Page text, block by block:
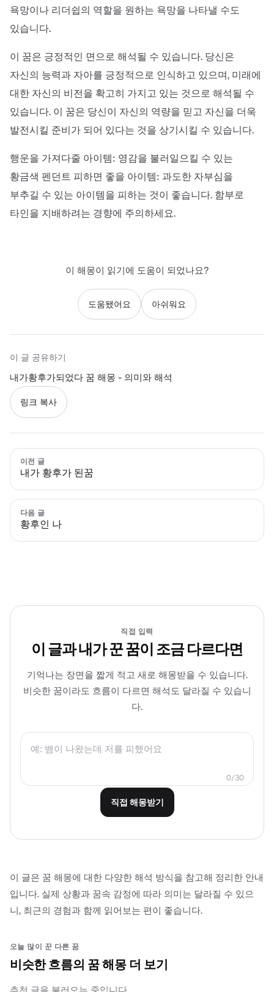
욕망이나 리더쉽의 역할을 원하는 욕망을 나타낼 수도
있습니다.
이 꿈은 긍정적인 면으로 해석될 수 있습니다. 당신은
자신의 능력과 자아를 긍정적으로 인식하고 있으며, 미래에
대한 자신의 비전을 확고히 가지고 있는 것으로 해석될 수
있습니다. 이 꿈은 당신이 자신의 역량을 믿고 자신을 더욱
발전시킬 준비가 되어 있다는 것을 상기시킬 수 있습니다.
행운을 가져다줄 아이템: 영감을 불러일으킬 수 있는
황금색 펜던트 피하면 좋을 아이템: 과도한 자부심을
부추길 수 있는 아이템을 피하는 것이 좋습니다. 함부로
타인을 지배하려는 경향에 주의하세요.
이 해몽이 읽기에 도움이 되었나요?
도움됐어요 아쉬워요
이 글 공유하기
내가황후가되었다 꿈 해몽 - 의미와 해석
링크 복사
이전 글
내가 황후가 된꿈
다음 글
황후인 나
직접 입력
이 글과 내가 꾼 꿈이 조금 다르다면
기억나는 장면을 짧게 적고 새로 해몽받을 수 있습니다.
비슷한 꿈이라도 흐름이 다르면 해석도 달라질 수 있습니
다.
0/30
직접 해몽받기
이 글은 꿈 해몽에 대한 다양한 해석 방식을 참고해 정리한 안내
입니다. 실제 상황과 꿈속 감정에 따라 의미는 달라질 수 있으
니, 최근의 경험과 함께 읽어보는 편이 좋습니다.
오늘 많이 꾼 다른 꿈
비슷한 흐름의 꿈 해몽 더 보기